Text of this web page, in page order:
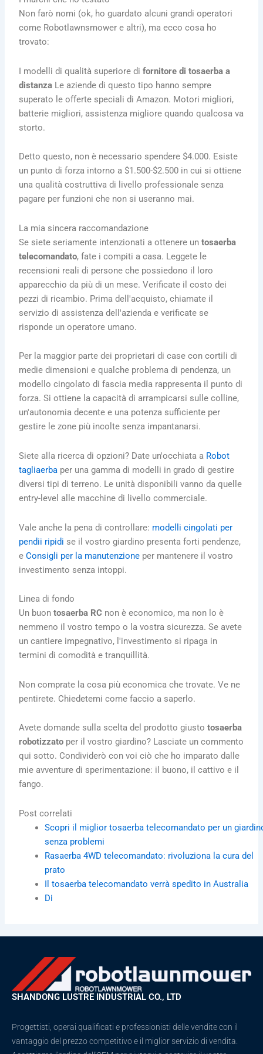
Non farò nomi (ok, ho guardato alcuni grandi operatori
come Robotlawnsmower e altri), ma ecco cosa ho
trovato:
I modelli di qualità superiore difornitore di tosaerba a
distanza Le aziende di questo tipo hanno sempre
superato le offerte speciali di Amazon. Motori migliori,
batterie migliori, assistenza migliore quando qualcosa va
storto.
Detto questo, non è necessario spendere $4.000. Esiste
un punto di forza intorno a $1.500-$2.500 in cui si ottiene
una qualità costruttiva di livello professionale senza
pagare per funzioni che non si useranno mai.
La mia sincera raccomandazione
Se siete seriamente intenzionati a ottenere untosaerba
telecomandato, fate i compiti a casa. Leggete le
recensioni reali di persone che possiedono il loro
apparecchio da più di un mese. Verificate il costo dei
pezzi di ricambio. Prima dell'acquisto, chiamate il
servizio di assistenza dell'azienda e verificate se
risponde un operatore umano.
Per la maggior parte dei proprietari di case con cortili di
medie dimensioni e qualche problema di pendenza, un
modello cingolato di fascia media rappresenta il punto di
forza. Si ottiene la capacità di arrampicarsi sulle colline,
un'autonomia decente e una potenza sufficiente per
gestire le zone più incolte senza impantanarsi.
Siete alla ricerca di opzioni? Date un'occhiata a Robot
tagliaerba per una gamma di modelli in grado di gestire
diversi tipi di terreno. Le unità disponibili vanno da quelle
entry-level alle macchine di livello commerciale.
Vale anche la pena di controllare: modelli cingolati per
pendii ripidi se il vostro giardino presenta forti pendenze,
eConsigli per la manutenzione per mantenere il vostro
investimento senza intoppi.
Linea di fondo
Un buontosaerba RC non è economico, ma non lo è
nemmeno il vostro tempo o la vostra sicurezza. Se avete
un cantiere impegnativo, l'investimento si ripaga in
termini di comodità e tranquillità.
Non comprate la cosa più economica che trovate. Ve ne
pentirete. Chiedetemi come faccio a saperlo.
Avete domande sulla scelta del prodotto giustotosaerba
robotizzato per il vostro giardino? Lasciate un commento
qui sotto. Condividerò con voi ciò che ho imparato dalle
mie avventure di sperimentazione: il buono, il cattivo e il
fango.
Post correlati
Scopri il miglior tosaerba telecomandato per un
senza problemi
Rasaerba 4WD telecomandato: rivoluziona la cura del
prato
Il tosaerba telecomandato verrà spedito in Australia
Di
SHANDONG LUSTRE INDUSTRIAL CO., LTD
Progettisti, operai qualificati e professionisti delle vendite con il
vantaggio del prezzo competitivo e il miglior servizio di vendita.